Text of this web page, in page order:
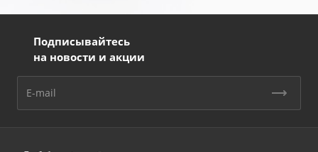
Подписывайтесь
на новости и акции